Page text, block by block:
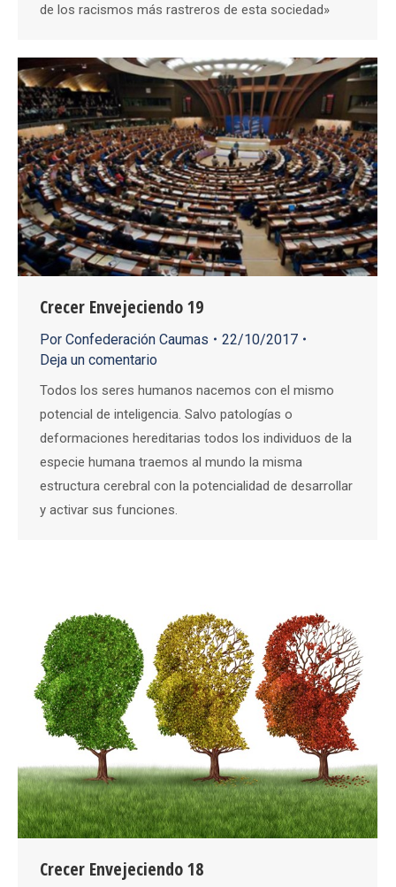
de los racismos más rastreros de esta sociedad»
Crecer Envejeciendo 19
Por Confederación Caumas
22/10/2017
Deja un comentario
Todos los seres humanos nacemos con el mismo
potencial de inteligencia. Salvo patologías o
deformaciones hereditarias todos los individuos de la
especie humana traemos al mundo la misma
estructura cerebral con la potencialidad de desarrollar
y activar sus funciones.
Crecer Envejeciendo 18